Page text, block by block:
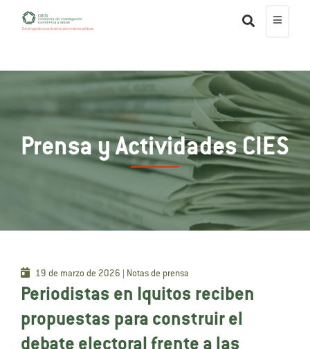
Prensa y Actividades CIES
19 de marzo de 2026 | Notas de prensa
Periodistas en Iquitos reciben
propuestas para construir el